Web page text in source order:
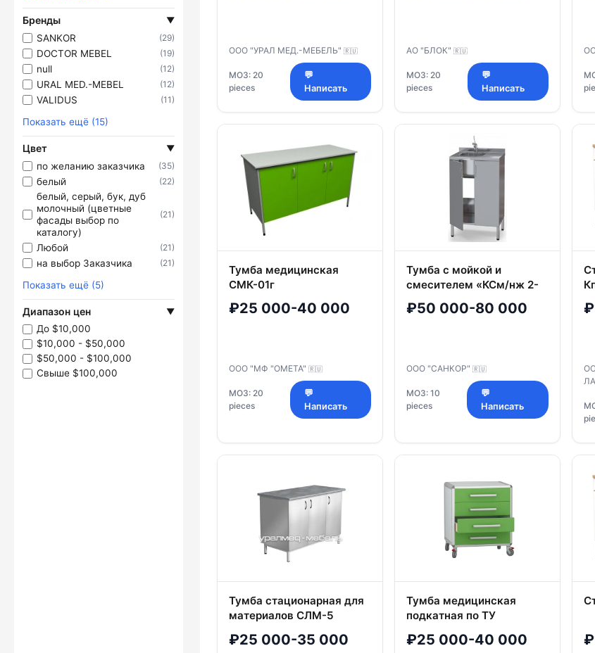
Бренды ▼
SANKOR (29)
DOCTOR MEBEL (19)
null (12)
URAL MED.-MEBEL (12)
VALIDUS (11)
Показать ещё (15)
Цвет ▼
по желанию заказчика (35)
белый (22)
белый, серый, бук, дуб
молочный (цветные
фасады выбор по
каталогу)
(21)
Любой (21)
на выбор Заказчика (21)
Показать ещё (5)
Диапазон цен ▼
До $10,000
$10,000 - $50,000
$50,000 - $100,000
Свыше $100,000
ООО "УРАЛ МЕД.-МЕБЕЛЬ" 🇷🇺
МОЗ: 20
pieces
💬
Написать
АО "БЛОК" 🇷🇺
МОЗ: 20
pieces
💬
Написать
Тумба медицинская
СМК-01г
₽25 000-40 000
ООО "МФ "ОМЕТА" 🇷🇺
МОЗ: 20
pieces
💬
Написать
Тумба с мойкой и
смесителем «КСм/нж 2-
₽50 000-80 000
ООО "САНКОР" 🇷🇺
МОЗ: 10
pieces
💬
Написать
Тумба стационарная для
материалов СЛМ-5
₽25 000-35 000
Тумба медицинская
подкатная по ТУ
2021, артикул ДМ-1-107-
₽25 000-40 000